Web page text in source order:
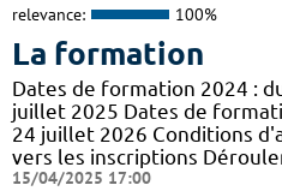
relevance: 100%
La formation
Dates de formation 2024 :
juillet 2025 Dates de
24 juillet 2026 Conditions
vers les inscriptions
15/04/2025 17:00